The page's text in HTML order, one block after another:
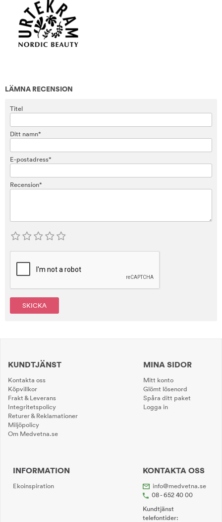
LÄMNA RECENSION
Titel
Ditt namn*
E-postadress*
Recension*
SKICKA
KUNDTJÄNST
Kontakta oss
Köpvillkor
Frakt & Leverans
Integritetspolicy
Returer & Reklamationer
Miljöpolicy
Om Medvetna.se
MINA SIDOR
Mitt konto
Glömt lösenord
Spåra ditt paket
Logga in
INFORMATION
Ekoinspiration
KONTAKTA OSS
info@medvetna.se
08 - 652 40 00
Kundtjänst
telefontider: